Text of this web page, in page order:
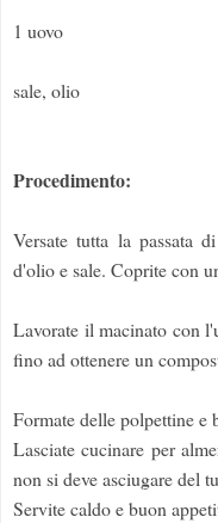
1 uovo
sale, olio
Procedimento:
Versate tutta la passata
d'olio e sale. Coprite con
Lavorate il macinato con
fino ad ottenere un
Formate delle polpettine e
Lasciate cucinare per
non si deve asciugare del
Servite caldo e buon